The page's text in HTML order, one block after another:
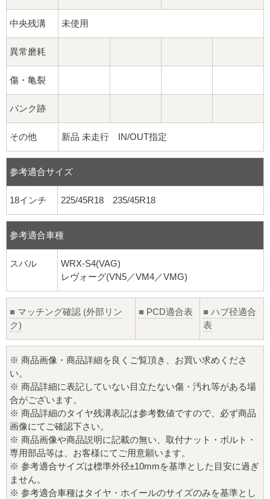
中央残溝 未使用
異常磨耗
傷・亀裂
パンク跡
その他 新品 未走行 IN/OUT指定
参考適合サイズ
18インチ 225/45R18 235/45R18
参考適合車種
スバル
WRX-S4(VAG)
レヴォーグ(VN5／VM4／VMG)
■ マッチング確認 (外部リン
ク)
■ PCD適合表 ■ ハブ径適合
表
※ 商品画像・商品詳細を良くご覧頂き、お買い求めくださ
い。
※ 商品詳細に表記していない目立たない傷・汚れ等がある場
合がございます。
※ 商品詳細のタイヤ残溝表記は参考数値ですので、必ず商品
画像にてご確認下さい。
※ 商品画像や商品説明に記載の無い、取付ナット・ボルト・
専用部品等は、お客様にてご用意願います。
※ 参考適合サイズは標準外径±10mmを基準とした目安に過ぎ
ません。
※ 参考適合車種はタイヤ・ホイールのサイズのみを基準とし